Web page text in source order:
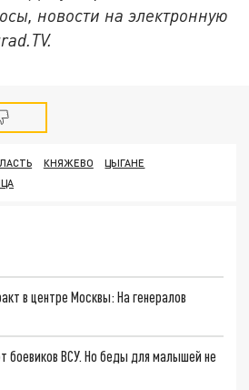
новости на электронную
КНЯЖЕВО
ЦЫГАНЕ
в центре Москвы: На генералов
боевиков ВСУ. Но беды для малышей не